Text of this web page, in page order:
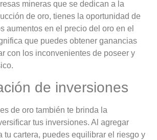
mineras que se dedican a la
de oro, tienes la oportunidad de
aumentos en el precio del oro en el
que puedes obtener ganancias
con los inconvenientes de poseer y
de inversiones
de oro también te brinda la
tus inversiones. Al agregar
tu cartera, puedes equilibrar el riesgo y